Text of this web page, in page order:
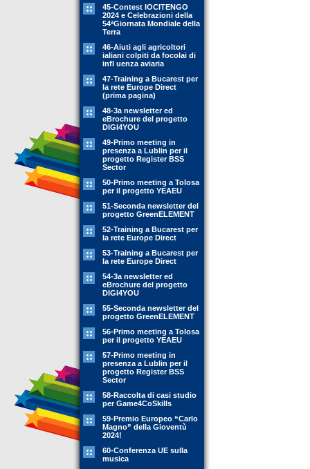
45-Contest IOCITENGO
2024 e Celebrazioni della
54ªGiornata Mondiale della
Terra
46-Aiuti agli agricoltori
ialiani colpiti da focolai di
infl uenza aviaria
47-Training a Bucarest per
la rete Europe Direct
(prima pagina)
48-3a newsletter ed
eBrochure del progetto
DIGI4YOU
49-Primo meeting in
presenza a Lublin per il
progetto Register BSS
Sector
50-Primo meeting a Tolosa
per il progetto YEAEU
51-Seconda newsletter del
progetto GreenELEMENT
52-Training a Bucarest per
la rete Europe Direct
53-Training a Bucarest per
la rete Europe Direct
54-3a newsletter ed
eBrochure del progetto
DIGI4YOU
55-Seconda newsletter del
progetto GreenELEMENT
56-Primo meeting a Tolosa
per il progetto YEAEU
57-Primo meeting in
presenza a Lublin per il
progetto Register BSS
Sector
58-Raccolta di casi studio
per Game4CoSkills
59-Premio Europeo “Carlo
Magno” della Gioventù
2024!
60-Conferenza UE sulla
musica